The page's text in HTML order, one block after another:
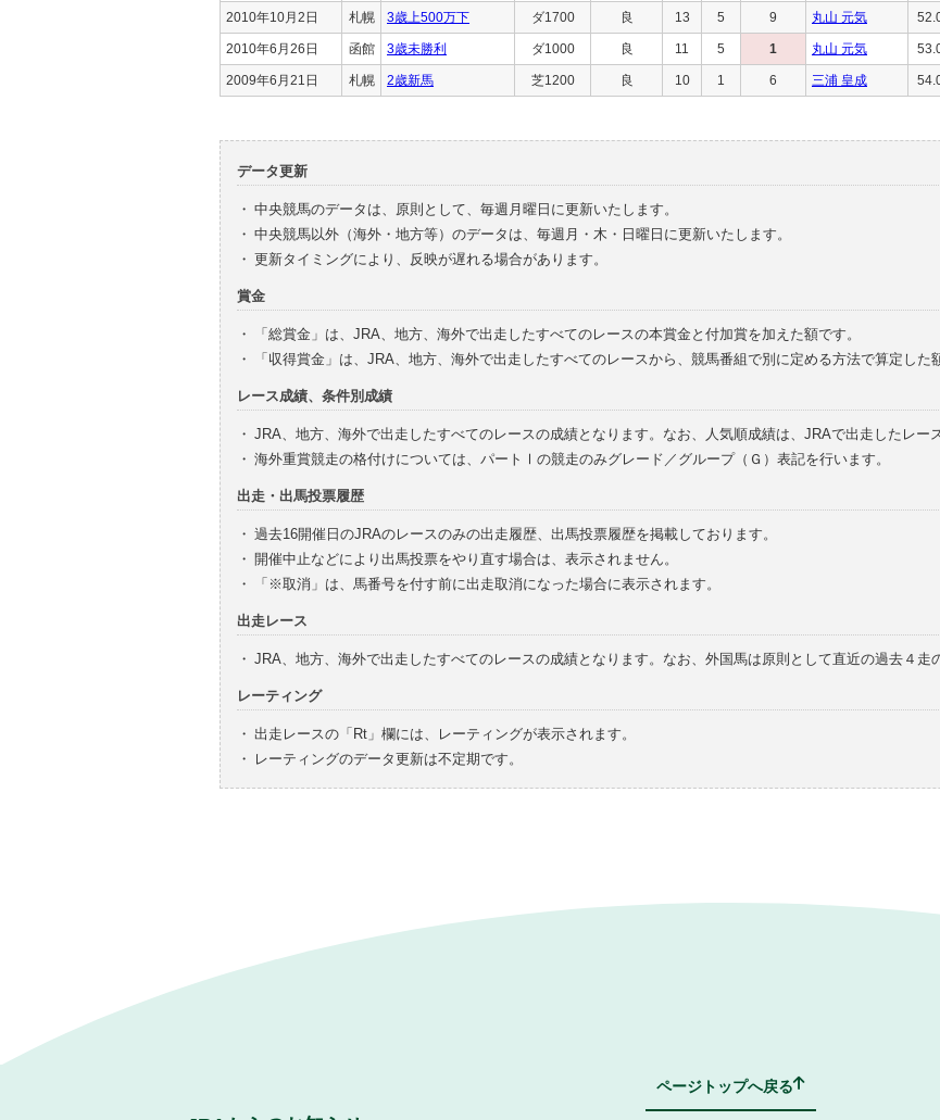
2010年10月2日 札幌 3歳上500万下 ダ1700 良 13 5 9 丸山 元気
2010年6月26日 函館 3歳未勝利 ダ1000 良 11 5 1 丸山 元気
2009年6月21日 札幌 2歳新馬 芝1200 良 10 1 6 三浦 皇成
データ更新
・ 中央競馬のデータは、原則として、毎週月曜日に更新いたします。
・ 中央競馬以外（海外・地方等）のデータは、毎週月・木・日曜日に更新いたします。
・ 更新タイミングにより、反映が遅れる場合があります。
賞金
・
「総賞金」は、JRA、地方、海外で出走したすべてのレースの本賞金と付加賞を加えた額です。
・
「収得賞金」は、JRA、地方、海外で出走したすべてのレースから、競馬番組で別に定める方法で算定した
レース成績、条件別成績
・ JRA、地方、海外で出走したすべてのレースの成績となります。なお、人気順成績は、JRAで出走したレー
・ 海外重賞競走の格付けについては、パートⅠの競走のみグレード／グループ（Ｇ）表記を行います。
出走・出馬投票履歴
・ 過去16開催日のJRAのレースのみの出走履歴、出馬投票履歴を掲載しております。
・ 開催中止などにより出馬投票をやり直す場合は、表示されません。
・
「※取消」は、馬番号を付す前に出走取消になった場合に表示されます。
出走レース
・ JRA、地方、海外で出走したすべてのレースの成績となります。なお、外国馬は原則として直近の過去４走
レーティング
・ 出走レースの「Rt」欄には、レーティングが表示されます。
・
レーティングのデータ更新は不定期です。
ページトップへ戻る